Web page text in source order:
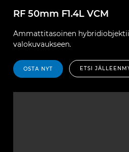
RF 50mm F1.4L VCM
Ammattitasoinen
valokuvaukseen.
OSTA NYT ETSI